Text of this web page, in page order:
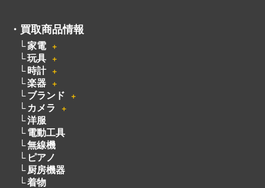
電話でのお問い合わせはこちらから
082-942-0389
買取商品情報
家電 ＋
玩具
時計 ＋
楽器 ＋
ブランド
カメラ ＋
洋服